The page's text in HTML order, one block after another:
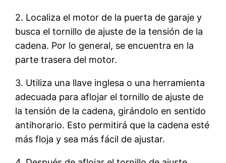
2. Localiza el motor de la puerta de garaje y
busca el tornillo de ajuste de la tensión de la
cadena. Por lo general, se encuentra en la
parte trasera del motor.
3. Utiliza una llave inglesa o una herramienta
adecuada para aflojar el tornillo de ajuste de
la tensión de la cadena, girándolo en sentido
antihorario. Esto permitirá que la cadena esté
más floja y sea más fácil de ajustar.